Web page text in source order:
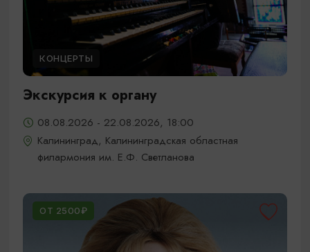
КОНЦЕРТЫ
Экскурсия к органу
08.08.2026 - 22.08.2026, 18:00
Калининград, Калининградская областная
филармония им. Е.Ф. Светланова
ОТ 2500₽